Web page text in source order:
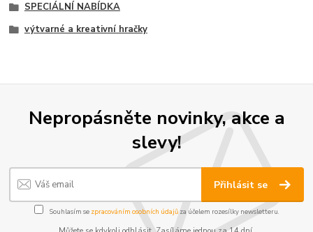
SPECIÁLNÍ NABÍDKA
výtvarné a kreativní hračky
Nepropásněte novinky, akce a
slevy!
Přihlásit se
Souhlasím se zpracováním osobních údajůza účelem rozesílky newsletteru.